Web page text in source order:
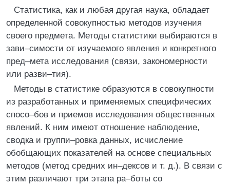
Статистика, как и любая другая наука, обладает
определенной совокупностью методов изучения
своего предмета. Методы статистики выбираются в
зави–симости от изучаемого явления и конкретного
пред–мета исследования (связи, закономерности
или разви–тия).
Методы в статистике образуются в совокупности
из разработанных и применяемых специфических
спосо–бов и приемов исследования общественных
явлений. К ним имеют отношение наблюдение,
сводка и группи–ровка данных, исчисление
обобщающих показателей на основе специальных
методов (метод средних ин–дексов и т. д.). В связи с
этим различают три этапа ра–боты со